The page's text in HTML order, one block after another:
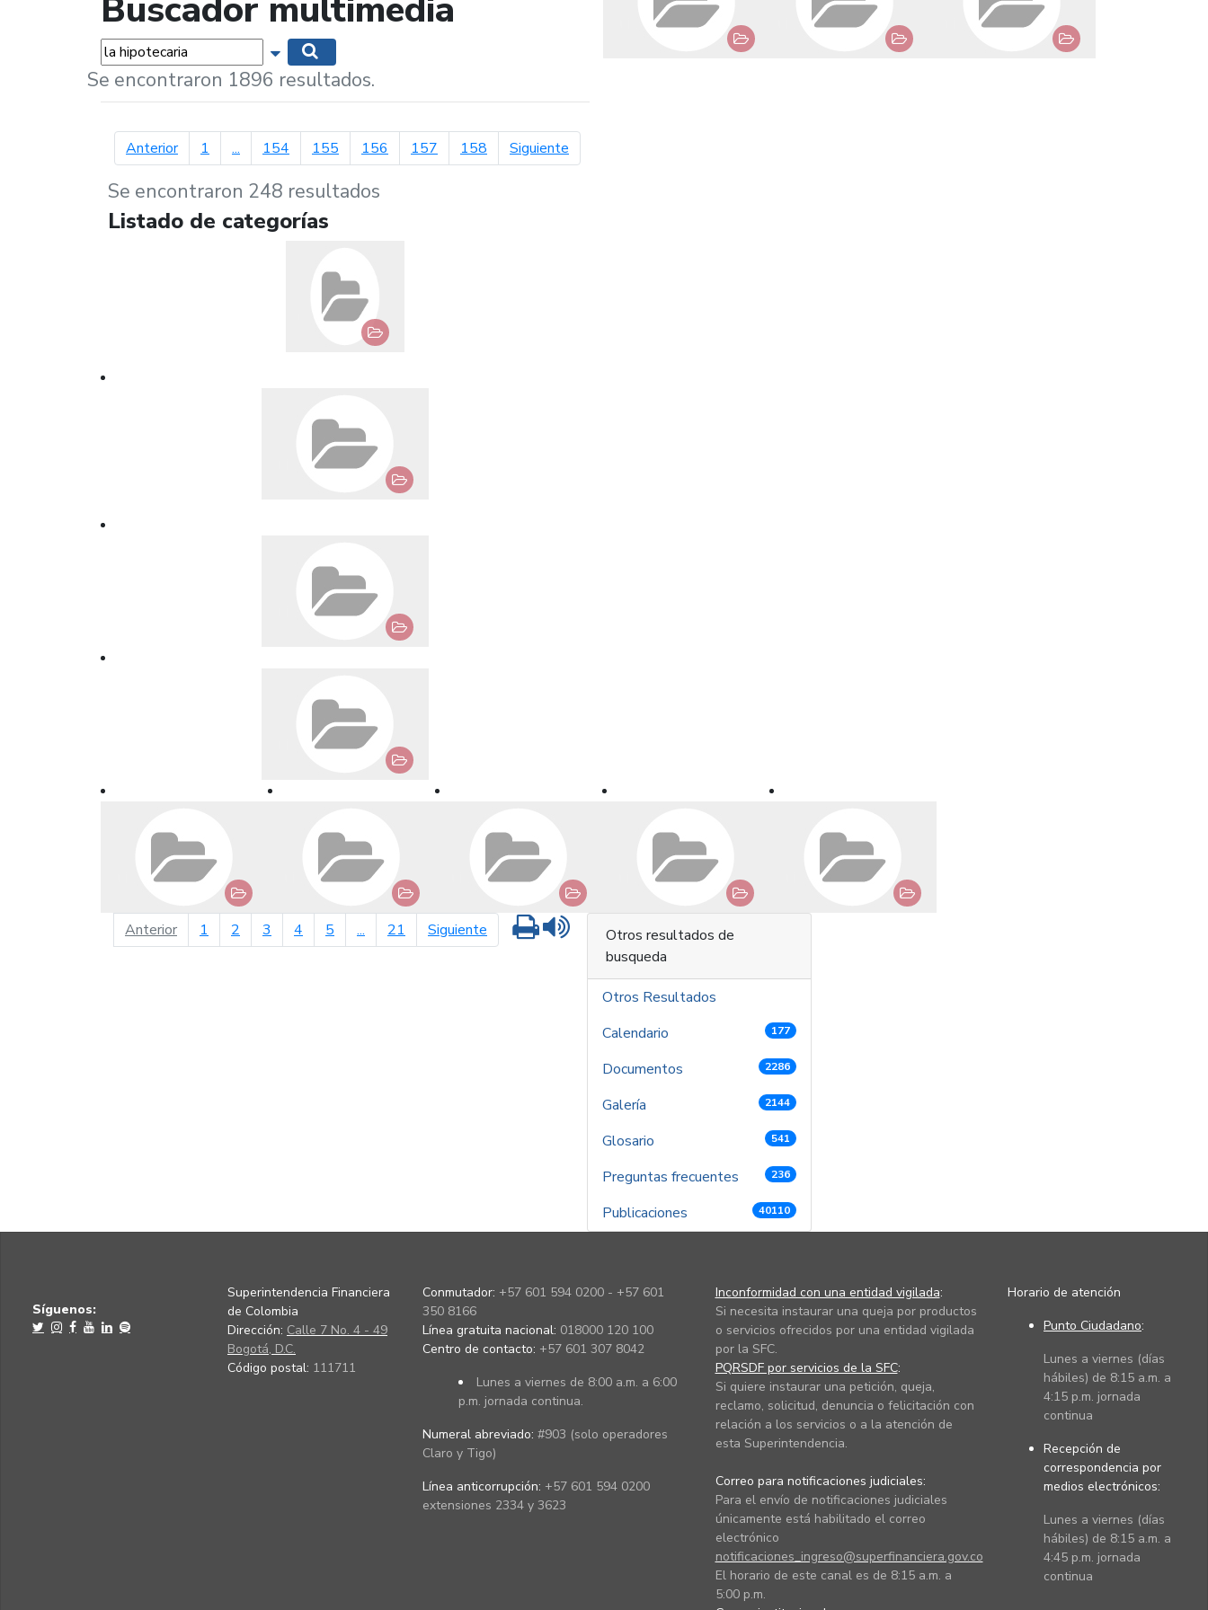
Buscador multimedia
Palabras... Mostrar opciones de búsqueda
Se encontraron 1896 resultados.
Anteriorpágina anterior
1 ... 154 155 156 157 158 Siguiente
Se encontraron 248 resultados
Listado de categorías
Anteriorpágina anterior
1 2 3 4 5 ... 21 Siguiente página siguiente
Imprimir
Otros resultados de
busqueda
Otros Resultados
Calendario
177
Documentos 2286
Galería 2144
Glosario 541
Preguntas frecuentes 236
Publicaciones 40110
Síguenos:
Superintendencia Financiera
de Colombia
Dirección: Calle 7 No. 4 - 49
Bogotá, D.C.
Código postal: 111711
Conmutador: +57 601 594 0200 - +57 601
350 8166
Línea gratuita nacional: 018000 120 100
Centro de contacto: +57 601 307 8042
Lunes a viernes de 8:00 a.m. a 6:00
p.m. jornada continua.
Numeral abreviado: #903 (solo operadores
Claro y Tigo)
Línea anticorrupción: +57 601 594 0200
extensiones 2334 y 3623
Inconformidad con una entidad vigilada:
Si necesita instaurar una queja por productos
o servicios ofrecidos por una entidad vigilada
por la SFC.
PQRSDF por servicios de la SFC:
Si quiere instaurar una petición, queja,
reclamo, solicitud, denuncia o felicitación con
relación a los servicios o a la atención de
esta Superintendencia.
Correo para notificaciones judiciales:
Para el envío de notificaciones judiciales
únicamente está habilitado el correo
electrónico
notificaciones_ingreso@superfinanciera.gov.co
El horario de este canal es de 8:15 a.m. a
5:00 p.m.
Horario de atención
Punto Ciudadano:
Lunes a viernes (días
hábiles) de 8:15 a.m. a
4:15 p.m. jornada
continua
Recepción de
correspondencia por
medios electrónicos:
Lunes a viernes (días
hábiles) de 8:15 a.m. a
4:45 p.m. jornada
continua